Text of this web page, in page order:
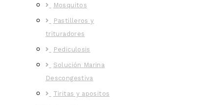
Mosquitos
Pastilleros y
trituradores
Pediculosis
Solución Marina
Descongestiva
Tiritas y apositos